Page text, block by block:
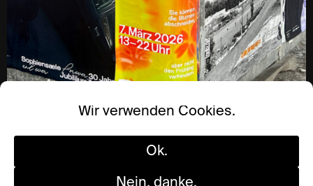
Wir verwenden Cookies.
Ok.
Nein, danke.